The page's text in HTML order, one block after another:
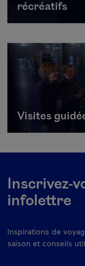
récréatifs
Visites
Inscrivez-
infolettre
Inspirations de
saison et conseils